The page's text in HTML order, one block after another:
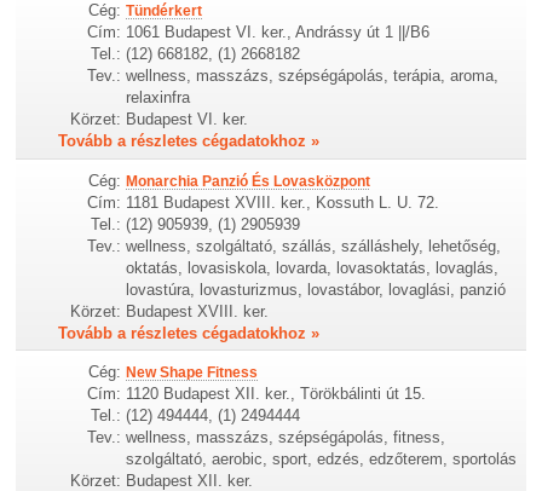
Cég: Tündérkert
Cím: 1061 Budapest VI. ker., Andrássy út 1 ||/B6
Tel.: (12) 668182, (1) 2668182
Tev.: wellness, masszázs, szépségápolás, terápia, aroma,
relaxinfra
Körzet: Budapest VI. ker.
Tovább a részletes cégadatokhoz »
Cég: Monarchia Panzió És Lovasközpont
Cím: 1181 Budapest XVIII. ker., Kossuth L. U. 72.
Tel.: (12) 905939, (1) 2905939
Tev.: wellness, szolgáltató, szállás, szálláshely, lehetőség,
oktatás, lovasiskola, lovarda, lovasoktatás, lovaglás,
lovastúra, lovasturizmus, lovastábor, lovaglási, panzió
Körzet: Budapest XVIII. ker.
Tovább a részletes cégadatokhoz »
Cég: New Shape Fitness
Cím: 1120 Budapest XII. ker., Törökbálinti út 15.
Tel.: (12) 494444, (1) 2494444
Tev.: wellness, masszázs, szépségápolás, fitness,
szolgáltató, aerobic, sport, edzés, edzőterem, sportolás
Körzet: Budapest XII. ker.